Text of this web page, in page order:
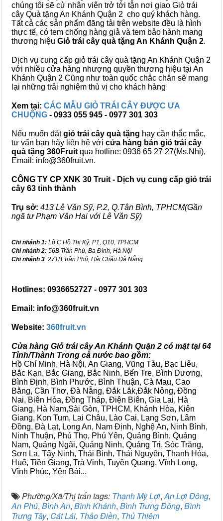
chúng tôi sẽ cử nhân viên trở tới tận nơi giao Giỏ trái
cây Quà tặng An Khánh Quận 2 cho quý khách hàng.
Tất cả các sản phẩm đăng tải trên website đều là hình
thực tế, có tem chống hàng giả và tem bảo hành mang
thương hiệu Giỏ trái cây quà tặng An Khánh Quận 2.
Dịch vụ cung cấp giỏ trái cây quà tặng An Khánh Quận 2
với nhiều cửa hàng nhượng quyền thương hiệu tại An
Khánh Quận 2 Cũng như toàn quốc chắc chắn sẽ mang
lại những trải nghiệm thù vị cho khách hàng
Xem tại: CÁC MẪU GIỎ TRÁI CÂY ĐƯỢC ƯA
CHUỘNG - 0933 055 945 - 0977 301 303
Nếu muốn đặtgiỏ trái cây quà tặng hay cần thắc mắc,
tư vấn bạn hãy liên hệ với cửa hàng bán giỏ trái cây
quà tặng 360Fruit qua hotline: 0936 65 27 27(Ms.Nhi),
Email: info@360fruit.vn.
CÔNG TY CP XNK 30 Truit - Dịch vụ cung cấp giỏ trái
cây 63 tỉnh thành
Trụ sở: 413 Lê Văn Sỹ, P.2, Q.Tân Bình, TPHCM(Gần
ngã tư Phạm Văn Hai với Lê Văn Sỹ)
Chi nhánh 1: Lô C Hồ Thị Kỷ, P1, Q10, TPHCM
Chi nhánh 2: 56B Trần Phú, Ba Đình, Hà Nội
Chi nhánh 3: 271B Trần Phú, Hải Châu Đà Nẵng
Hotlines: 0936652727 - 0977 301 303
Email: info@360fruit.vn
Website: 360fruit.vn
Cửa hàng Giỏ trái cây An Khánh Quận 2 có mặt tại 64
Tỉnh/Thành Trong cả nước bao gồm:
Hồ Chí Minh, Hà Nội, An Giang, Vũng Tàu, Bạc Liêu,
Bắc Kạn, Bắc Giang, Bắc Ninh, Bến Tre, Bình Dương,
Bình Định, Bình Phước, Bình Thuận, Cà Mau, Cao
Bằng, Cần Thơ, Đà Nẵng, Đắk Lắk,Đắk Nông, Đồng
Nai, Biên Hòa, Đồng Tháp, Điện Biên, Gia Lai, Hà
Giang, Hà Nam,Sài Gòn, TPHCM, Khánh Hòa, Kiên
Giang, Kon Tum, Lai Châu, Lào Cai, Lạng Sơn, Lâm
Đồng, Đà Lạt, Long An, Nam Định, Nghệ An, Ninh Bình,
Ninh Thuận, Phú Thọ, Phú Yên, Quảng Bình, Quảng
Nam, Quảng Ngãi, Quảng Ninh, Quảng Trị, Sóc Trăng,
Sơn La, Tây Ninh, Thái Bình, Thái Nguyên, Thanh Hóa,
Huế, Tiền Giang, Trà Vinh, Tuyên Quang, Vĩnh Long,
Vĩnh Phúc, Yên Bái...
Phường/Xã/Thị trấn tags: Thạnh Mỹ Lợi,An Lợi Đông,
An Phú, Bình An, Bình Khánh, Bình Trưng Đông, Bình
Trưng Tây, Cát Lái, Thảo Điền, Thủ Thiêm